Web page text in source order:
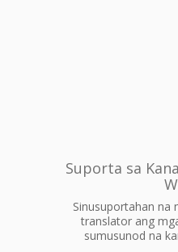
Suporta sa
Sinusuportahan na
translator ang
sumusunod na